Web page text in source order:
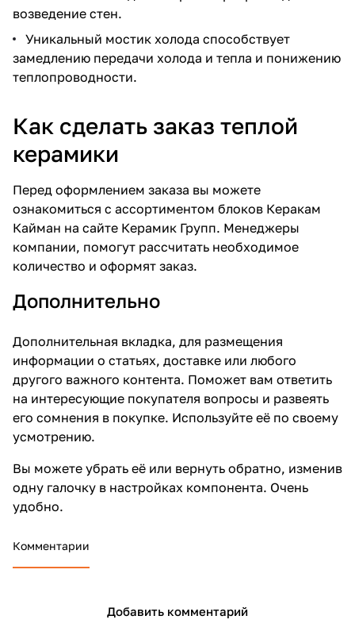
возведение стен.
Уникальный мостик холода способствует
замедлению передачи холода и тепла и понижению
теплопроводности.
Как сделать заказ теплой
керамики
Перед оформлением заказа вы можете
ознакомиться с ассортиментом блоков Керакам
Кайман на сайте Керамик Групп. Менеджеры
компании, помогут рассчитать необходимое
количество и оформят заказ.
Дополнительно
Дополнительная вкладка, для размещения
информации о статьях, доставке или любого
другого важного контента. Поможет вам ответить
на интересующие покупателя вопросы и развеять
его сомнения в покупке. Используйте её по своему
усмотрению.
Вы можете убрать её или вернуть обратно, изменив
одну галочку в настройках компонента. Очень
удобно.
Комментарии
Добавить комментарий